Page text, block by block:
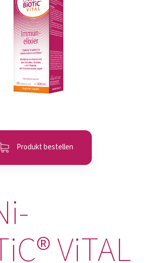
Produkt bestellen
ViTAL